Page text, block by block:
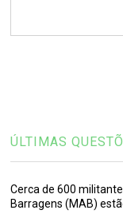
ÚLTIMAS
Cerca de 600
Barragens (MAB)